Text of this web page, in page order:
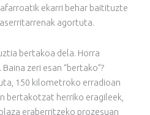
ekarri behar baitituzte
agortuta.
bertakoa dela. Horra
zeri esan “bertako”?
150 kilometroko erradioan
bertakotzat herriko eragileek,
eraberritzeko prozesuan